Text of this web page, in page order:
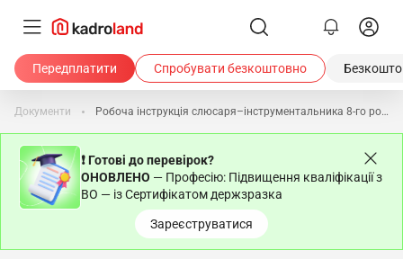
Передплатити Спробувати безкоштовно
Документи Робоча інструкція слюсаря–інструментальника 8-го розряду
❗ Готові до перевірок?
ОНОВЛЕНО — Професію: Підвищення кваліфікації з
ВО — із Сертифікатом держзразка
Зареєструватися